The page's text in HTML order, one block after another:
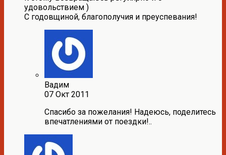
удовольствием )
С годовщиной, благополучия и преуспевания!
Вадим
07 Окт 2011
Спасибо за пожелания! Надеюсь, поделитесь
впечатлениями от поездки!..